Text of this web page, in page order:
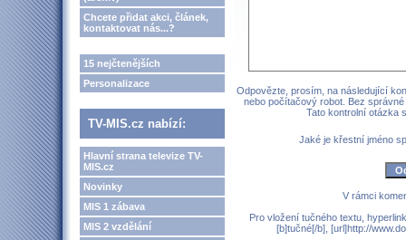
Chcete přidat akci, článek,
kontaktovat nás...?
15 nejčtenějších
Personalizace
TV-MIS.cz nabízí:
Hlavní strana televize TV-
MIS.cz
Novinky
MIS 1 zábava
MIS 2 vzdělání
Odpovězte, prosím, na následující
nebo počítačový robot. Bez
Tato kontrolní otázka
Jaké je křestní jméno
V rámci
Pro vložení tučného textu,
[b]tučné[/b], [url]http://